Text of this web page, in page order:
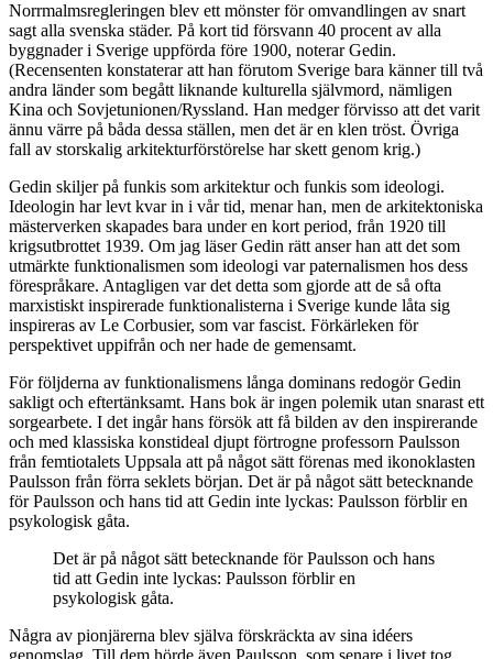
Norrmalmsregleringen blev ett mönster för omvandlingen av snart
sagt alla svenska städer. På kort tid försvann 40 procent av alla
byggnader i Sverige uppförda före 1900, noterar Gedin.
(Recensenten konstaterar att han förutom Sverige bara känner till två
andra länder som begått liknande kulturella självmord, nämligen
Kina och Sovjetunionen/Ryssland. Han medger förvisso att det varit
ännu värre på båda dessa ställen, men det är en klen tröst. Övriga
fall av storskalig arkitekturförstörelse har skett genom krig.)
Gedin skiljer på funkis som arkitektur och funkis som ideologi.
Ideologin har levt kvar in i vår tid, menar han, men de arkitektoniska
mästerverken skapades bara under en kort period, från 1920 till
krigsutbrottet 1939. Om jag läser Gedin rätt anser han att det som
utmärkte funktionalismen som ideologi var paternalismen hos dess
förespråkare. Antagligen var det detta som gjorde att de så ofta
marxistiskt inspirerade funktionalisterna i Sverige kunde låta sig
inspireras av Le Corbusier, som var fascist. Förkärleken för
perspektivet uppifrån och ner hade de gemensamt.
För följderna av funktionalismens långa dominans redogör Gedin
sakligt och eftertänksamt. Hans bok är ingen polemik utan snarast ett
sorgearbete. I det ingår hans försök att få bilden av den inspirerande
och med klassiska konstideal djupt förtrogne professorn Paulsson
från femtiotalets Uppsala att på något sätt förenas med ikonoklasten
Paulsson från förra seklets början. Det är på något sätt betecknande
för Paulsson och hans tid att Gedin inte lyckas: Paulsson förblir en
psykologisk gåta.
Det är på något sätt betecknande för Paulsson och hans
tid att Gedin inte lyckas: Paulsson förblir en
psykologisk gåta.
Några av pionjärerna blev själva förskräckta av sina idéers